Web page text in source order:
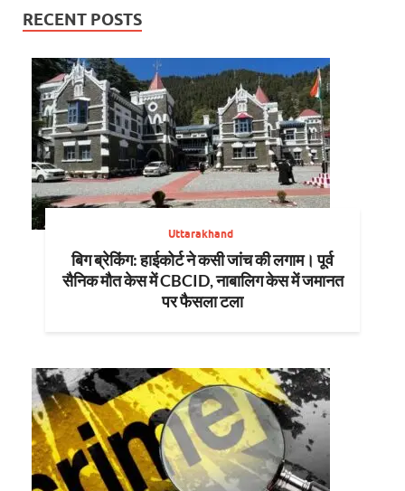
RECENT POSTS
Uttarakhand
बिग ब्रेकिंग: हाईकोर्ट ने कसी जांच की लगाम। पूर्व
सैनिक मौत केस में CBCID, नाबालिग केस में जमानत
पर फैसला टला